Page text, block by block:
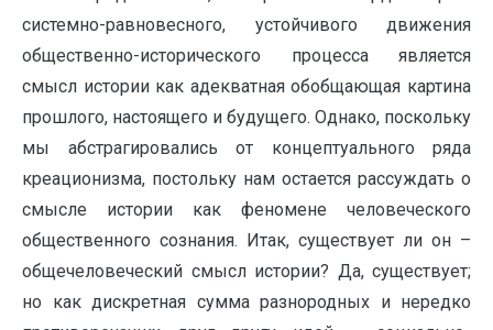
системно-равновесного, устойчивого движения
общественно-исторического процесса является
смысл истории как адекватная обобщающая картина
прошлого, настоящего и будущего. Однако, поскольку
мы абстрагировались от концептуального ряда
креационизма, постольку нам остается рассуждать о
смысле истории как феномене человеческого
общественного сознания. Итак, существует ли он –
общечеловеческий смысл истории? Да, существует;
но как дискретная сумма разнородных и нередко